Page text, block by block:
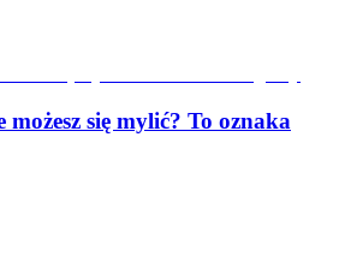
możesz się mylić? To oznaka